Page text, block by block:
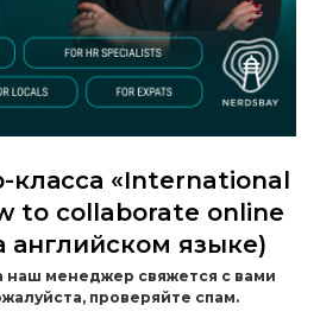
класса «International
to collaborate online
английском языке)
наш менеджер свяжется с вами
проверяйте спам.